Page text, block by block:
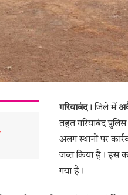
गरियाबंद।जिले में
तहत गरियाबंद
अलग स्थानों पर
जब्त किया है। इस
गया है।